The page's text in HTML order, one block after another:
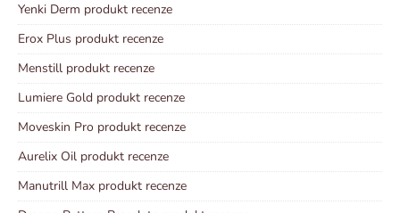
Yenki Derm produkt recenze
Erox Plus produkt recenze
Menstill produkt recenze
Lumiere Gold produkt recenze
Moveskin Pro produkt recenze
Aurelix Oil produkt recenze
Manutrill Max produkt recenze